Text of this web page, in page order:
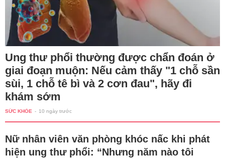
Ung thư phổi thường được chẩn đoán ở
giai đoạn muộn: Nếu cảm thấy "1 chỗ sần
sùi, 1 chỗ tê bì và 2 cơn đau", hãy đi
khám sớm
SỨC KHỎE - 10 ngày trước
Nữ nhân viên văn phòng khóc nấc khi phát
hiện ung thư phổi: “Nhưng năm nào tôi